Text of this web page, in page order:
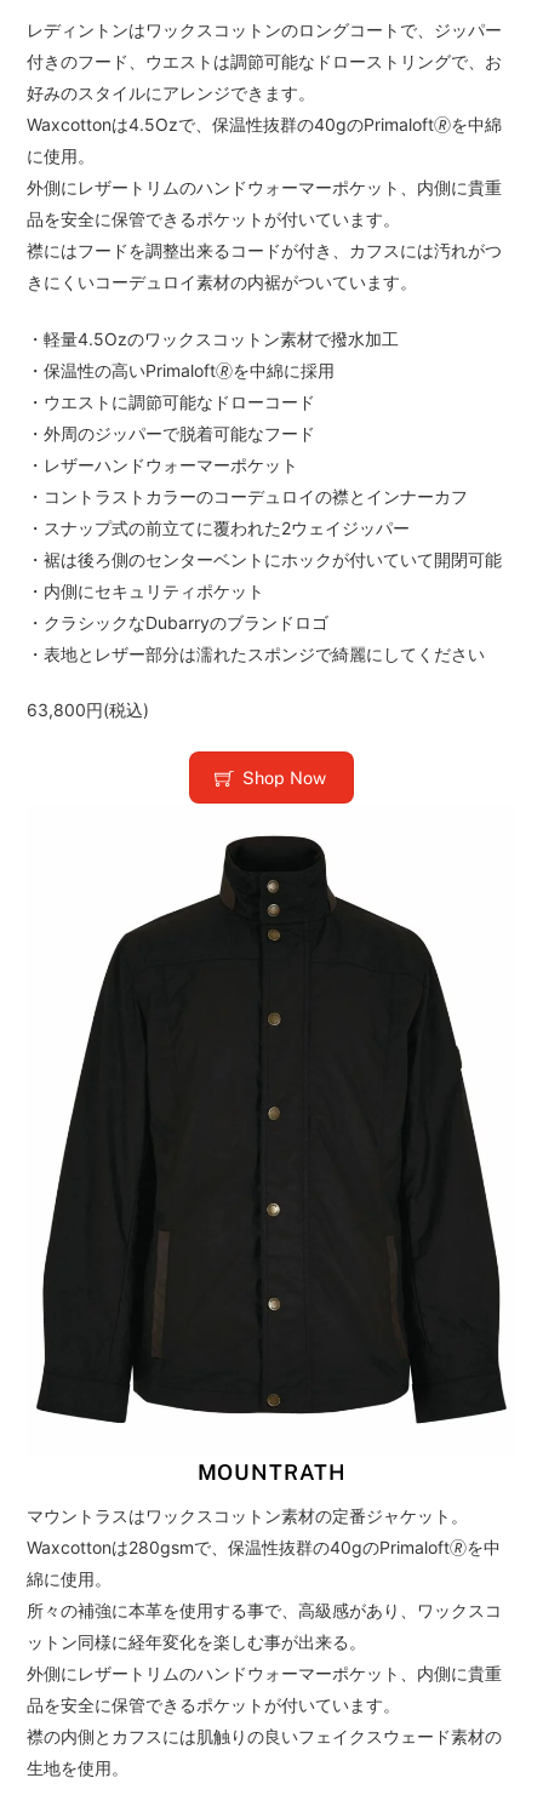
レディントンはワックスコットンのロングコートで、ジッパー
付きのフード、ウエストは調節可能なドローストリングで、お
好みのスタイルにアレンジできます。
Waxcottonは4.5Ozで、保温性抜群の40gのPrimaloft🄬を中綿
に使用。
外側にレザートリムのハンドウォーマーポケット、内側に貴重
品を安全に保管できるポケットが付いています。
襟にはフードを調整出来るコードが付き、カフスには汚れがつ
きにくいコーデュロイ素材の内裾がついています。
・軽量4.5Ozのワックスコットン素材で撥水加工
・保温性の高いPrimaloft🄬を中綿に採用
・ウエストに調節可能なドローコード
・外周のジッパーで脱着可能なフード
・レザーハンドウォーマーポケット
・コントラストカラーのコーデュロイの襟とインナーカフ
・スナップ式の前立てに覆われた2ウェイジッパー
・裾は後ろ側のセンターベントにホックが付いていて開閉可能
・内側にセキュリティポケット
・クラシックなDubarryのブランドロゴ
・表地とレザー部分は濡れたスポンジで綺麗にしてください
63,800円(税込)
Shop Now
MOUNTRATH
マウントラスはワックスコットン素材の定番ジャケット。
Waxcottonは280gsmで、保温性抜群の40gのPrimaloft🄬を中
綿に使用。
所々の補強に本革を使用する事で、高級感があり、ワックスコ
ットン同様に経年変化を楽しむ事が出来る。
外側にレザートリムのハンドウォーマーポケット、内側に貴重
品を安全に保管できるポケットが付いています。
襟の内側とカフスには肌触りの良いフェイクスウェード素材の
生地を使用。